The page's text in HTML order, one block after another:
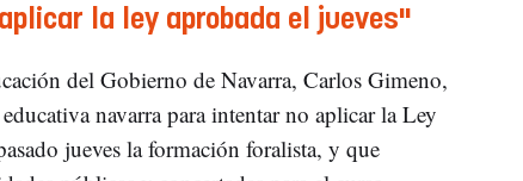
la ley aprobada el jueves"
del Gobierno de Navarra, Carlos Gimeno,
navarra para intentar no aplicar la Ley
jueves la formación foralista, y que